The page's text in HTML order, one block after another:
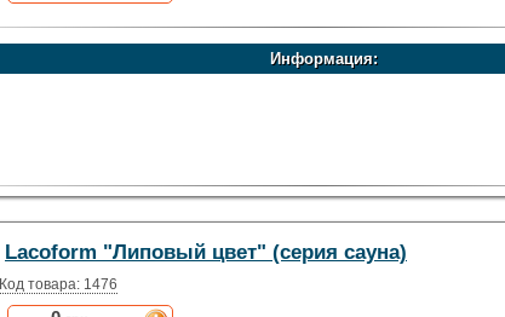
Информация:
Lacoform "Липовый цвет" (серия сауна)
Код товара: 1476